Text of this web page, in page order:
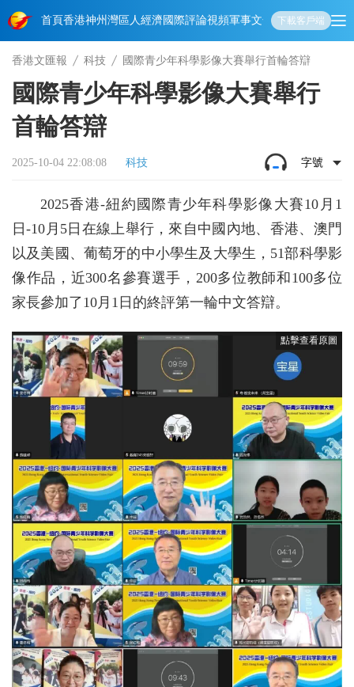
首頁香港神州 灣區人經濟國際評論視頻軍事文化 娛樂生活教育體
下載客戶端
香港文匯報 科技 國際青少年科學影像大賽舉行首輪答辯
國際青少年科學影像大賽舉行
首輪答辯
2025-10-04 22:08:08 科技 字號
2025香港-紐約國際青少年科學影像大賽10月1
日-10月5日在線上舉行，來自中國內地、香港、澳門
以及美國、葡萄牙的中小學生及大學生，51部科學影
像作品，近300名參賽選手，200多位教師和100多位
家長參加了10月1日的終評第一輪中文答辯。